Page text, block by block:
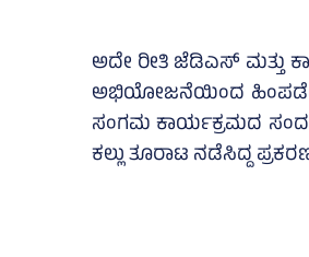
ಅದೇ ರೀತಿ ಜೆಡಿಎಸ್‌ ಮತ್ತು
ಅಭಿಯೋಜನೆಯಿಂದ
ಸಂಗಮ ಕಾರ್ಯಕ್ರಮದ
ಕಲ್ಲು ತೂರಾಟ ನಡೆಸಿದ್ದ